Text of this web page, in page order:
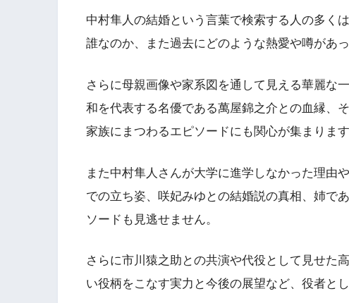
中村隼人の結婚という言葉で検索する人の多く
誰なのか、また過去にどのような熱愛や噂があ
さらに母親画像や家系図を通して見える華麗な
和を代表する名優である萬屋錦之介との血縁、
家族にまつわるエピソードにも関心が集まります
また中村隼人さんが大学に進学しなかった理由
での立ち姿、咲妃みゆとの結婚説の真相、姉で
ソードも見逃せません。
さらに市川猿之助との共演や代役として見せた
い役柄をこなす実力と今後の展望など、役者と